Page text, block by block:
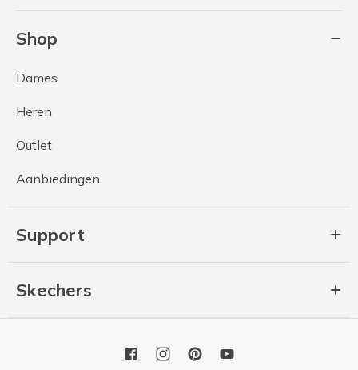
Shop
Dames
Heren
Outlet
Aanbiedingen
Support
Skechers